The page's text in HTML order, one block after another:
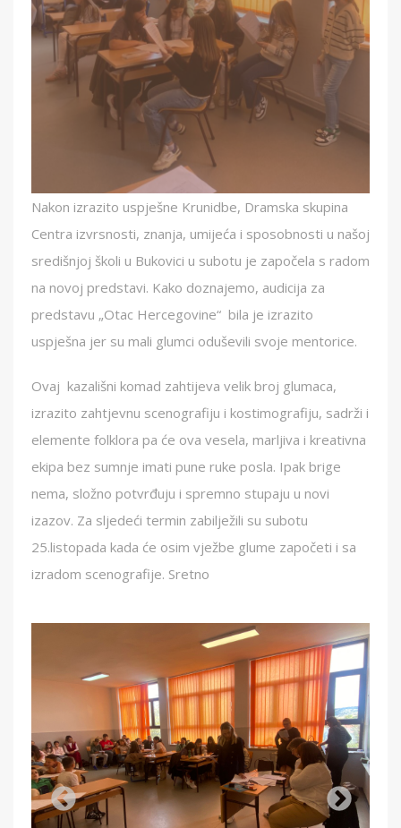
Nakon izrazito uspješne Krunidbe, Dramska skupina
Centra izvrsnosti, znanja, umijeća i sposobnosti u našoj
središnjoj školi u Bukovici u subotu je započela s radom
na novoj predstavi. Kako doznajemo, audicija za
predstavu „Otac Hercegovine“ bila je izrazito
uspješna jer su mali glumci oduševili svoje mentorice.
Ovaj kazališni komad zahtijeva velik broj glumaca,
izrazito zahtjevnu scenografiju i kostimografiju, sadrži i
elemente folklora pa će ova vesela, marljiva i kreativna
ekipa bez sumnje imati pune ruke posla. Ipak brige
nema, složno potvrđuju i spremno stupaju u novi
izazov. Za sljedeći termin zabilježili su subotu
25.listopada kada će osim vježbe glume započeti i sa
izradom scenografije. Sretno